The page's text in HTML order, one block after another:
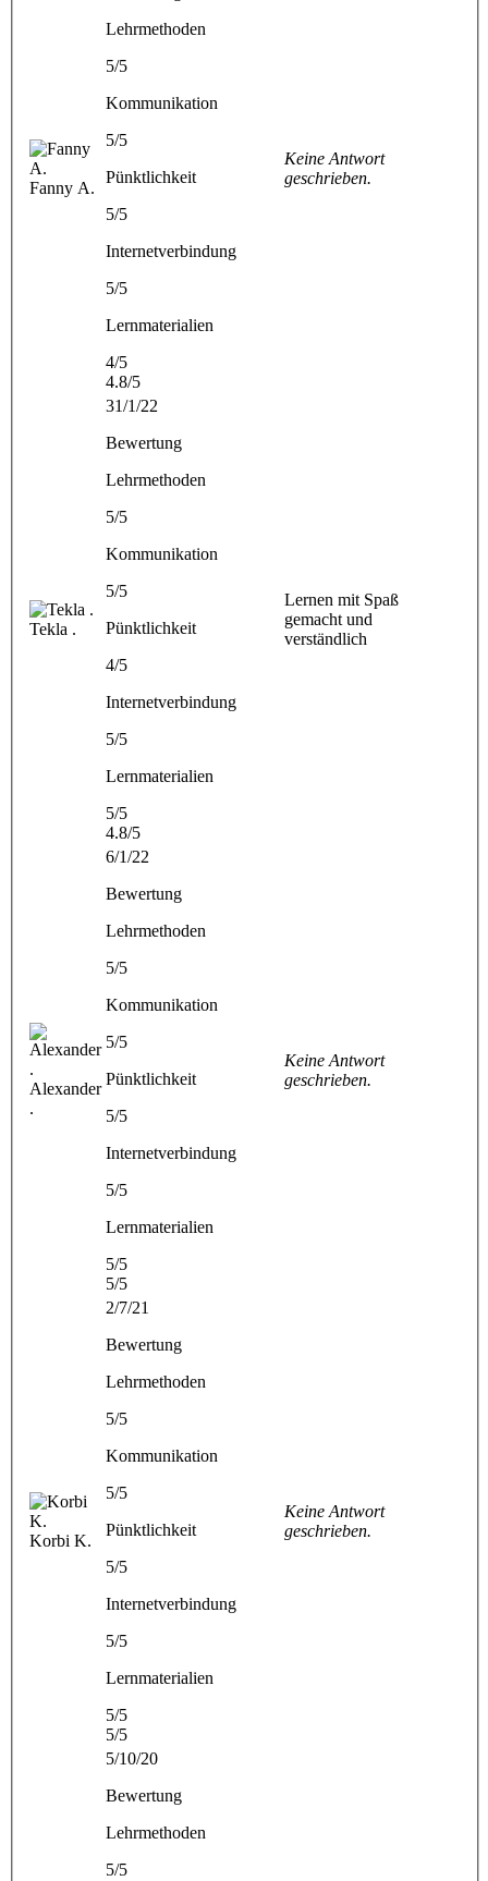
Fanny A.
Lehrmethoden
5/5
Kommunikation
5/5
Pünktlichkeit
5/5
Internetverbindung
5/5
Lernmaterialien
4/5
4.8/5
Keine Antwort
geschrieben.
Tekla .
31/1/22
Bewertung
Lehrmethoden
5/5
Kommunikation
5/5
Pünktlichkeit
4/5
Internetverbindung
5/5
Lernmaterialien
5/5
4.8/5
Lernen mit Spaß
gemacht und
verständlich
Alexander
.
6/1/22
Bewertung
Lehrmethoden
5/5
Kommunikation
5/5
Pünktlichkeit
5/5
Internetverbindung
5/5
Lernmaterialien
5/5
5/5
Keine Antwort
geschrieben.
Korbi K.
2/7/21
Bewertung
Lehrmethoden
5/5
Kommunikation
5/5
Pünktlichkeit
5/5
Internetverbindung
5/5
Lernmaterialien
5/5
5/5
Keine Antwort
geschrieben.
5/10/20
Bewertung
Lehrmethoden
5/5